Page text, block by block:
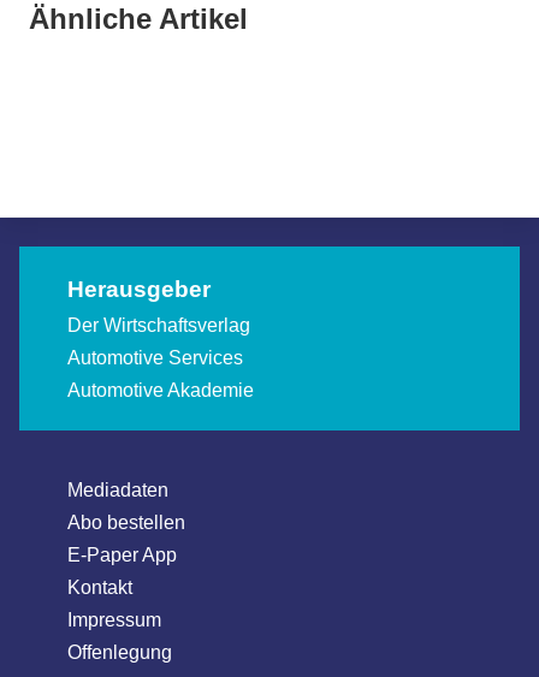
Ähnliche Artikel
Balancing von Traktionsbatterien
Banner vertieft Zusammenarbeit mit
25. Januar 2026
Herausgeber
Der Wirtschaftsverlag
Automotive Services
Automotive Akademie
Mediadaten
Abo bestellen
E-Paper App
Kontakt
Impressum
Offenlegung